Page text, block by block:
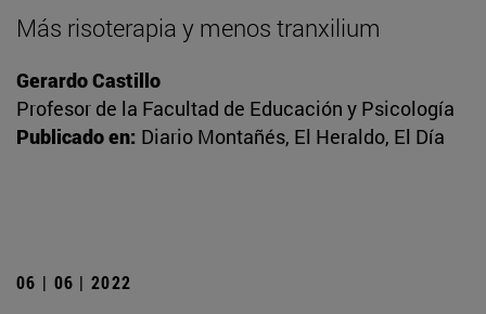
Más risoterapia y menos tranxilium
Gerardo Castillo
Profesor de la Facultad de Educación y Psicología
Publicado en: Diario Montañés, El Heraldo, El Día
06 | 06 | 2022